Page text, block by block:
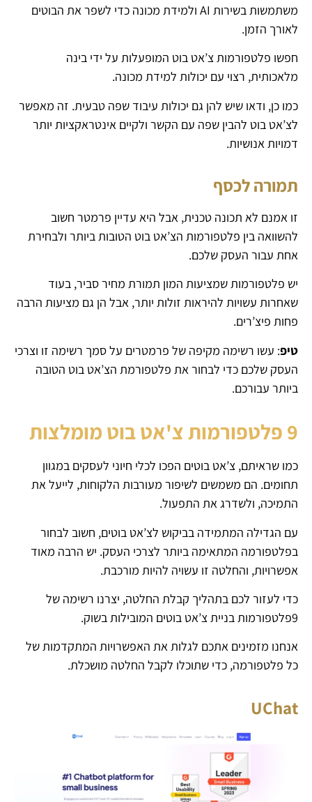
משתמשות בשירות AI ולמידת מכונה כדי לשפר את הבוטים
לאורך הזמן.
חפשו פלטפורמות צ’אט בוט המופעלות על ידי בינה
מלאכותית, רצוי עם יכולות למידת מכונה.
כמו כן, ודאו שיש להן גם יכולות עיבוד שפה טבעית. זה מאפשר
לצ’אט בוט להבין שפה עם הקשר ולקיים אינטראקציות יותר
דמויות אנושיות.
תמורה לכסף
זו אמנם לא תכונה טכנית, אבל היא עדיין פרמטר חשוב
להשוואה בין פלטפורמות הצ’אט בוט הטובות ביותר ולבחירת
אחת עבור העסק שלכם.
יש פלטפורמות שמציעות המון תמורת מחיר סביר, בעוד
שאחרות עשויות להיראות זולות יותר, אבל הן גם מציעות הרבה
פחות פיצ’רים.
טיפ: עשו רשימה מקיפה של פרמטרים על סמך רשימה זו וצרכי
​​העסק שלכם כדי לבחור את פלטפורמת הצ’אט בוט הטובה
ביותר עבורכם.
9 פלטפורמות צ'אט בוט מומלצות
כמו שראיתם, צ’אט בוטים הפכו לכלי חיוני לעסקים במגוון
תחומים. הם משמשים לשיפור מעורבות הלקוחות, לייעל את
התמיכה, ולשדרג את התפעול.
עם הגדילה המתמידה בביקוש לצ’אט בוטים, חשוב לבחור
בפלטפורמה המתאימה ביותר לצרכי העסק. יש הרבה מאוד
אפשרויות, והחלטה זו עשויה להיות מורכבת.
כדי לעזור לכם בתהליך קבלת החלטה, יצרנו רשימה של
9פלטפורמות בניית צ’אט בוטים המובילות בשוק.
אנחנו מזמינים אתכם לגלות את האפשרויות המתקדמות של
כל פלטפורמה, כדי שתוכלו לקבל החלטה מושכלת.
UChat